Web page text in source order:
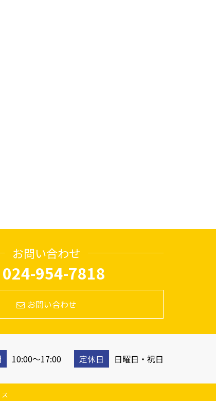
お問い合わせ
024-954-7818
お問い合わせ
10:00〜17:00 定休日 日曜日・祝日